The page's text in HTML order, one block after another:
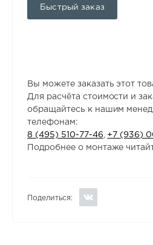
Быстрый заказ
Вы можете заказать этот
Для расчёта стоимости и
обращайтесь к нашим
телефонам:
8 (495) 510-77-46
+7 (936)
Подробнее о монтаже
Поделиться: